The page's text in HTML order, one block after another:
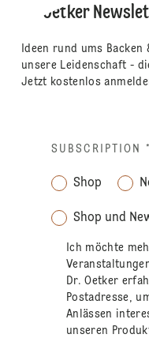
Dr. Oetker
Ideen rund ums
unsere Leidenschaft -
Jetzt kostenlos
SUBSCRIPTION *
Shop
Shop und
Ich möchte
Dr. Oetker
Postadresse,
Anlässen
unseren